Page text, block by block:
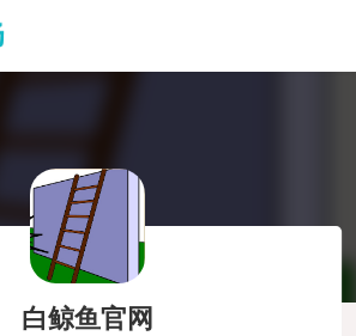
白鲸鱼官网